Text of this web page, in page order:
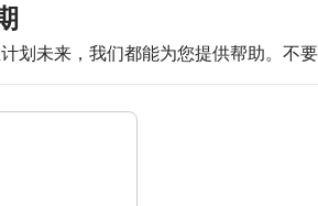
划未来，我们都能为您提供帮助。不